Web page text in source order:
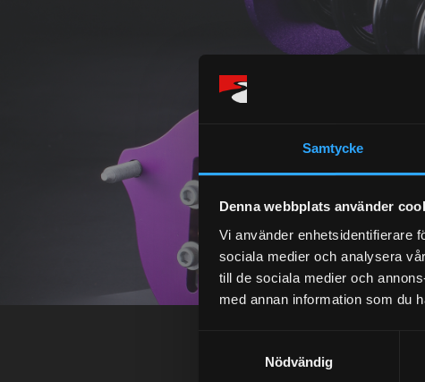
Samtycke
Denna webbplats använder
Vi använder enhetsidentifierare
sociala medier och analysera
till de sociala medier och
med annan information som du
Nödvändig